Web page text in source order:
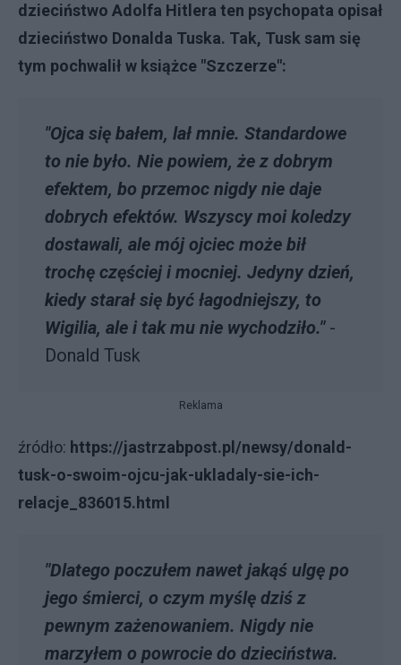
dzieciństwo Adolfa Hitlera ten psychopata opisał
dzieciństwo Donalda Tuska. Tak, Tusk sam się
tym pochwalił w książce "Szczerze":
"Ojca się bałem, lał mnie. Standardowe
to nie było. Nie powiem, że z dobrym
efektem, bo przemoc nigdy nie daje
dobrych efektów. Wszyscy moi koledzy
dostawali, ale mój ojciec może bił
trochę częściej i mocniej. Jedyny dzień,
kiedy starał się być łagodniejszy, to
Wigilia, ale i tak mu nie wychodziło."-
Donald Tusk
Reklama
źródło: https://jastrzabpost.pl/newsy/donald-
tusk-o-swoim-ojcu-jak-ukladaly-sie-ich-
relacje_836015.html
"Dlatego poczułem nawet jakąś ulgę po
jego śmierci, o czym myślę dziś z
pewnym zażenowaniem. Nigdy nie
marzyłem o powrocie do dzieciństwa.